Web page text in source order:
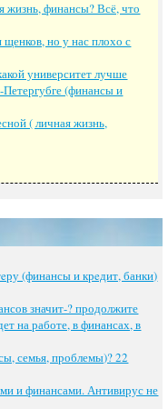
жизнь, финансы? Всё, что
щенков, но у нас плохо с
университет лучше
(финансы и
( личная жизнь,
(финансы и крeдит, банки)
значит-? продолжите
на работе, в финансах, в
семья, проблемы)? 22
и финансами. Антивирус не